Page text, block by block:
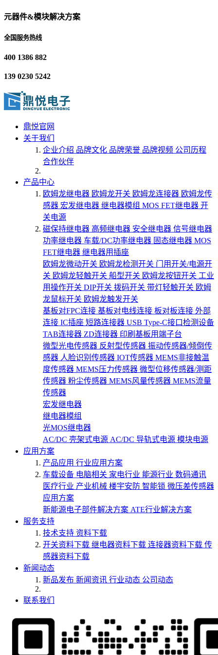
元器件&模块解决方案
全国服务热线
400 1386 882
139 0230 5242
鼎悦官网
关于我们
企业介绍 品牌文化 品牌荣誉 品牌视频 公司历程
合作伙伴
产品中心
欧姆龙继电器 欧姆龙开关 欧姆龙连接器 欧姆龙传
感器 宏发继电器 继电器模组 MOS FET继电器 开
关电源
磁保持继电器 高频继电器 安全继电器 信号继电器
功率继电器 车载/DC功率继电器 固态继电器 MOS
FET继电器 继电器用插座
欧姆龙微动开关 欧姆龙检测开关 门用开关/电源开
关 欧姆龙轻触开关 船型开关 欧姆龙按钮开关 工业
用操作开关 DIP开关 拨码开关 带灯轻触开关 欧姆
龙鼠标开关 欧姆龙触发开关
基板对FPC连接 基板对电线连接 板对板连接 外部
连接 IC插座 短路连接器 USB Type-C接口检测设备
TAB连接器 ZD连接器 印刷基板用端子台
微型光电传感器 反射型传感器 振动传感器/倾倒传
感器 人脸识别传感器 IOT传感器 MEMS非接触温
度传感器 MEMS压力传感器 微型位移传感器/测距
传感器 粉尘传感器 MEMS风量传感器 MEMS流量
传感器
宏发继电器
继电器模组
光MOS继电器
AC/DC 壳架式电源 AC/DC 导轨式电源 模块电源
应用方案
产品应用 行业应用方案
车载设备 电脑相关 家电行业 能源行业 数码通讯
医疗行业 产业机械 楼宇安防 智能锁 微压差传感器
应用方案
新能源电子部件解决方案 ATE行业解决方案
服务支持
技术支持 资料下载
开关资料下载 继电器资料下载 连接器资料下载 传
感器资料下载
新闻动态
新品发布 新闻资讯 行业动态 公司动态
联系我们